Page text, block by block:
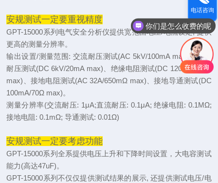
安规测试一定要重视精度
GPT-15000系列电气安全分析仪提供宽范围电压/电流设定, 提供
更高的测量分辨率。
输出设置/测量范围: 交流耐压测试(AC 5kV/100mA max
)、直流
耐压测试(DC 6kV/20mA max)、绝缘电阻测试(DC 1200V/50GΩ
max)、接地电阻测试(AC 32A/650mΩ max)、接地导通测试(DC
100mA/70Ω max)。
测量分辨率(交流耐压: 1μA;直流耐压: 0.1μA; 绝缘电阻: 0.1MΩ;
接地电阻: 0.1mΩ; 导通测试: 0.01Ω)
安规测试一定要考虑功能
GPT-15000系列全系提供电压上升和下降时间设置，大电容测试
能力(高达47uF)。
GPT-15000系列不仅仅提供测试结果的展示, 还提供测试电压/电
电话咨询
你们是怎么收费的呢